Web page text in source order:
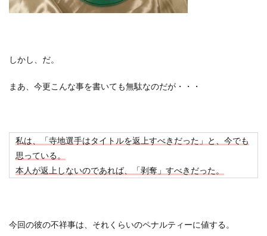
しかし、だ。
まあ、今更こんな事を書いても無駄なのだが・・・
私は、「寺地選手はタイトルを返上すべきだった」と、今でも
思っている。
本人が返上しないのであれば、「剥奪」すべきだった。
今回の彼の不祥事は、それくらいのペナルティーに値する。